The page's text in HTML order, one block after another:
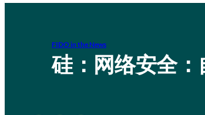
FIDO in the News
硅：网络安全：